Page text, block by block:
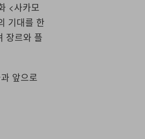
<사카모
기대를 한
장르와 플
앞으로